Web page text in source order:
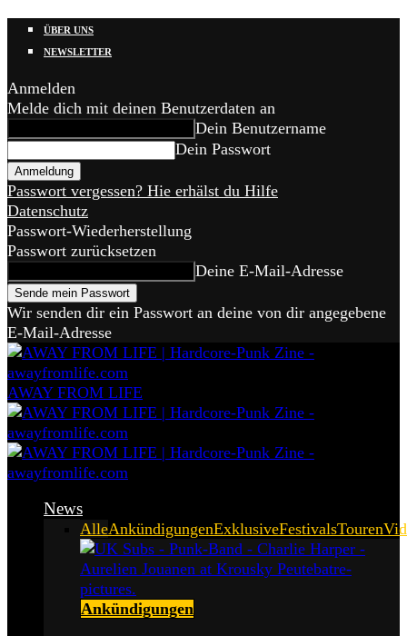
ÜBER UNS
NEWSLETTER
Anmelden
Melde dich mit deinen Benutzerdaten an
Dein Benutzername
Dein Passwort
Passwort vergessen? Hie erhälst du Hilfe
Datenschutz
Passwort-Wiederherstellung
Passwort zurücksetzen
Deine E-Mail-Adresse
Wir senden dir ein Passwort an deine von dir angegebene
E-Mail-Adresse
AWAY FROM LIFE
News
AlleAnkündigungenExklusiveFestivalsTouren
Ankündigungen